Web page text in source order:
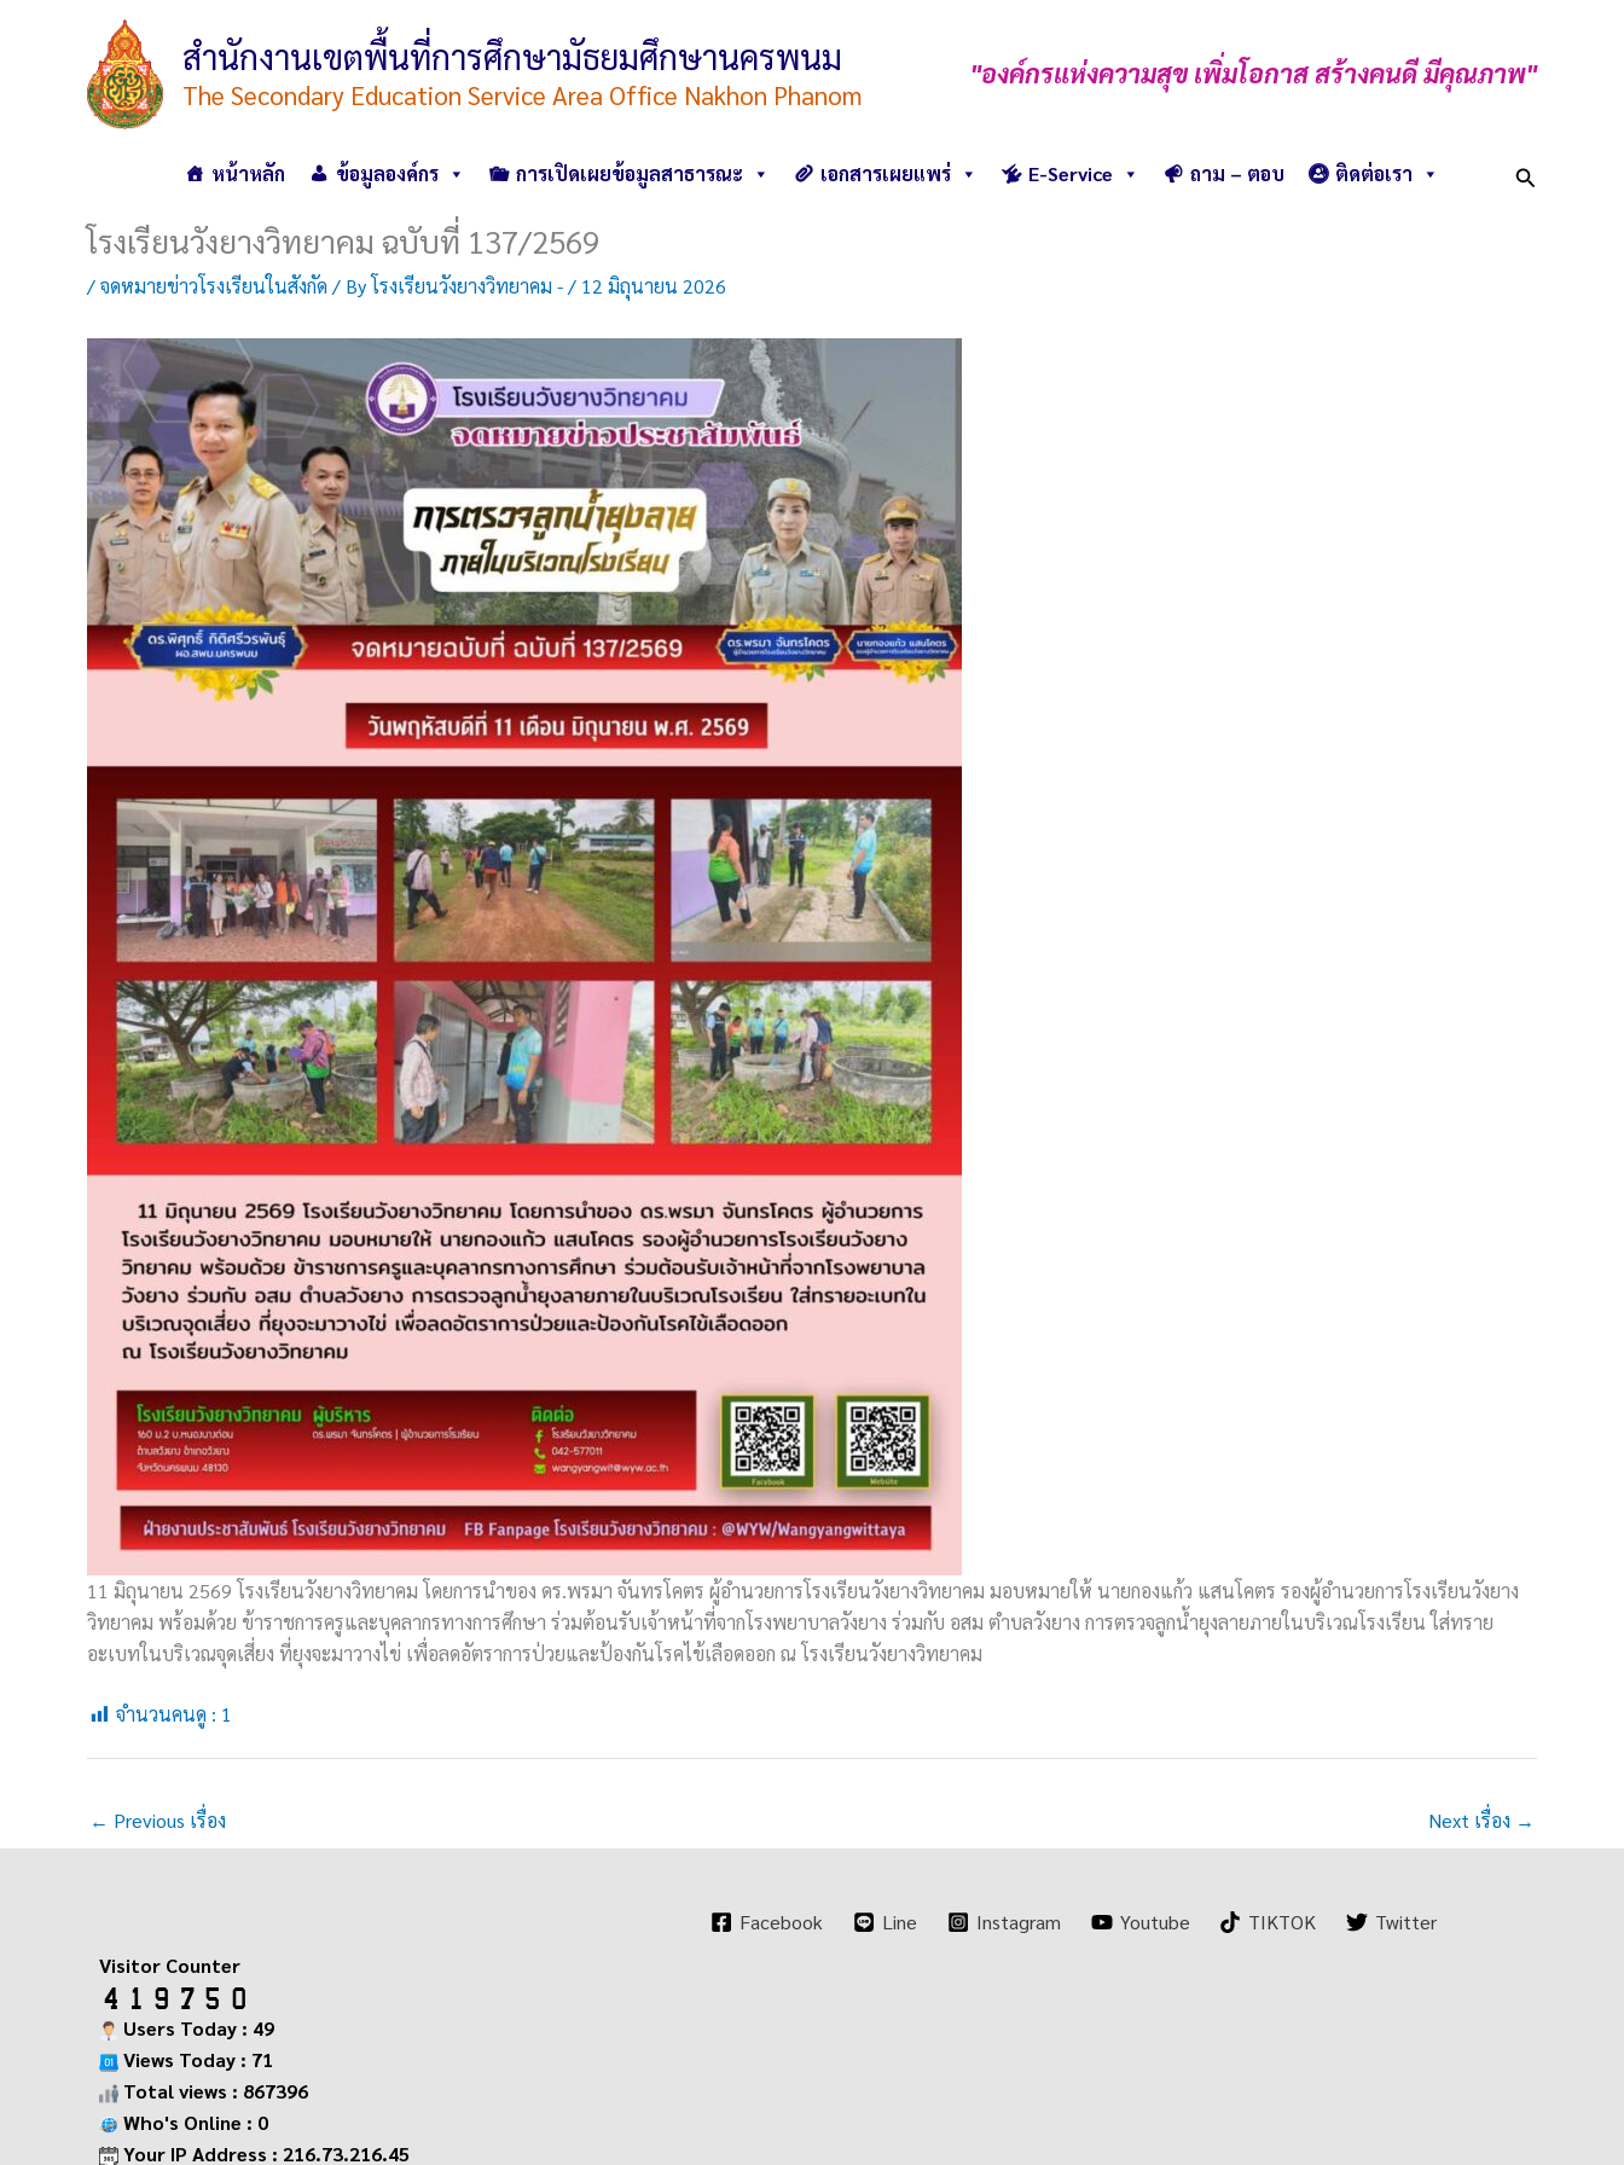
สำนักงานเขตพื้นที่การศึกษามัธยมศึกษานครพนม
The Secondary Education Service Area Office Nakhon Phanom
"องค์กรแห่งความสุข เพิ่มโอกาส สร้างคนดี มีคุณภาพ"
หน้าหลัก ข้อมูลองค์กร การเปิดเผยข้อมูลสาธารณะ เอกสารเผยแพร่ E-Service ถาม – ตอบ ติดต่อเรา Search
โรงเรียนวังยางวิทยาคม ฉบับที่ 137/2569
/จดหมายข่าวโรงเรียนในสังกัด / Byโรงเรียนวังยางวิทยาคม -/ 12 มิถุนายน 2026
11 มิถุนายน 2569 โรงเรียนวังยางวิทยาคม โดยการนำของ ดร.พรมา จันทรโคตร ผู้อำนวยการโรงเรียนวังยางวิทยาคม มอบหมายให้ นายกองแก้ว แสนโคตร รองผู้อำนวยการโรงเรียนวังยาง
วิทยาคม พร้อมด้วย ข้าราชการครูและบุคลากรทางการศึกษา ร่วมต้อนรับเจ้าหน้าที่จากโรงพยาบาลวังยาง ร่วมกับ อสม ตำบลวังยาง การตรวจลูกน้ำยุงลายภายในบริเวณโรงเรียน ใส่ทราย
อะเบทในบริเวณจุดเสี่ยง ที่ยุงจะมาวางไข่ เพื่อลดอัตราการป่วยและป้องกันโรคไข้เลือดออก ณ โรงเรียนวังยางวิทยาคม
จำนวนคนดู : 1
← Previous เรื่อง Next เรื่อง →
Visitor Counter
Users Today : 49
Views Today : 71
Total views : 867396
Who's Online : 0
Your IP Address : 216.73.216.45
Facebook Line Instagram Youtube TIKTOK Twitter